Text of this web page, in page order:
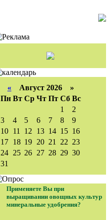
« Август 2026 »
Пн Вт Ср Чт Пт Сб Вс
1
2
3
4 5 6 7 8
9
10 11 12 13 14 15 16
17 18 19 20 21 22 23
24 25 26 27 28 29 30
31
Применяете Вы при
выращивании овощных культур
минеральные удобрения?